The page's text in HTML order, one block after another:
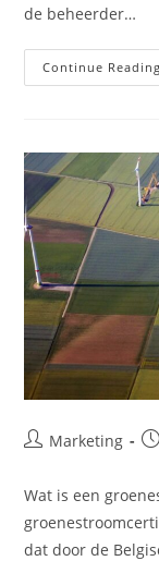
de beheerder…
Continue Reading
PostMarketing
Wat is een
dat door de